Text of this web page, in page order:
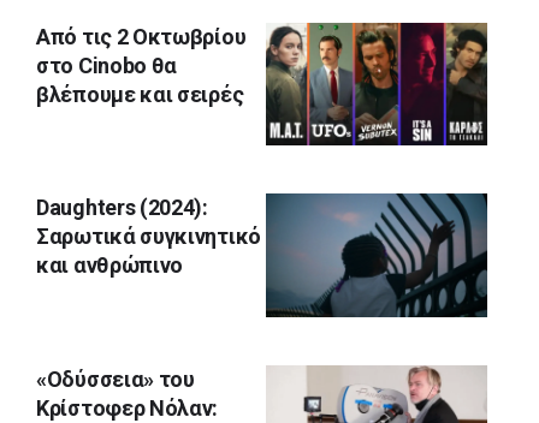
Από τις 2 Οκτωβρίου
στο Cinobo θα
βλέπουμε και σειρές
Daughters (2024):
Σαρωτικά συγκινητικό
και ανθρώπινο
«Οδύσσεια» του
Κρίστοφερ Νόλαν: